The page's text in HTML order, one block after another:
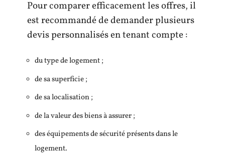
Pour comparer efficacement les offres, il
est recommandé de demander plusieurs
devis personnalisés en tenant compte :
du type de logement ;
de sa superficie ;
de sa localisation ;
de la valeur des biens à assurer ;
des équipements de sécurité présents dans le
logement.